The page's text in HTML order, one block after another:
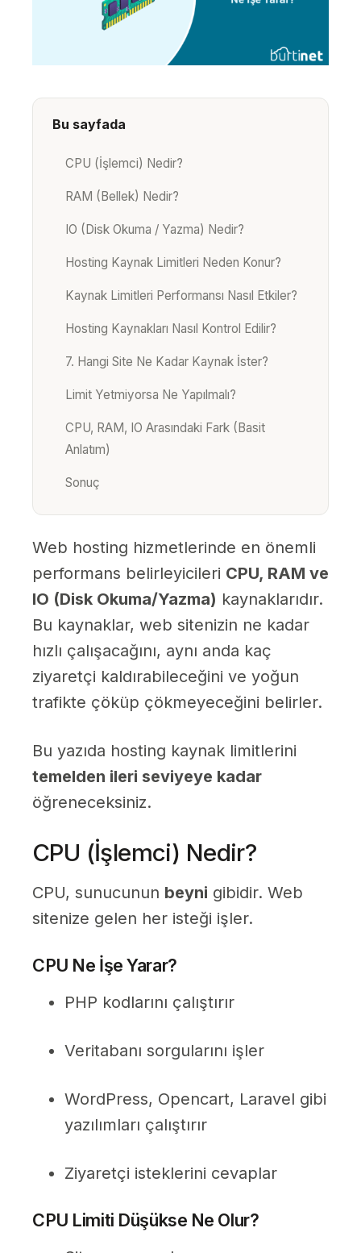
Bu sayfada
CPU (İşlemci) Nedir?
RAM (Bellek) Nedir?
IO (Disk Okuma / Yazma) Nedir?
Hosting Kaynak Limitleri Neden Konur?
Kaynak Limitleri Performansı Nasıl Etkiler?
Hosting Kaynakları Nasıl Kontrol Edilir?
7. Hangi Site Ne Kadar Kaynak İster?
Limit Yetmiyorsa Ne Yapılmalı?
CPU, RAM, IO Arasındaki Fark (Basit
Anlatım)
Sonuç
Web hosting hizmetlerinde en önemli
performans belirleyicileri CPU, RAM ve
IO (Disk Okuma/Yazma) kaynaklarıdır.
Bu kaynaklar, web sitenizin ne kadar
hızlı çalışacağını, aynı anda kaç
ziyaretçi kaldırabileceğini ve yoğun
trafikte çöküp çökmeyeceğini belirler.
Bu yazıda hosting kaynak limitlerini
temelden ileri seviyeye kadar
öğreneceksiniz.
CPU (İşlemci) Nedir?
CPU, sunucunun beyni gibidir. Web
sitenize gelen her isteği işler.
CPU Ne İşe Yarar?
PHP kodlarını çalıştırır
Veritabanı sorgularını işler
WordPress, Opencart, Laravel gibi
yazılımları çalıştırır
Ziyaretçi isteklerini cevaplar
CPU Limiti Düşükse Ne Olur?